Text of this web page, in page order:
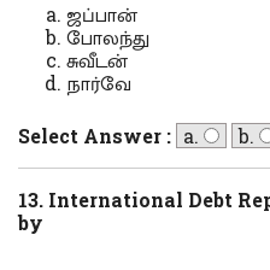
ஜப்பான்
போலந்து
சுவீடன்
நார்வே
Select Answer : a. b.
13. International Debt
by